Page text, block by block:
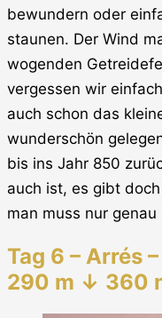
bewundern oder
staunen. Der Wind
wogenden
vergessen wir
auch schon das
wunderschön
bis ins Jahr 850
auch ist, es gibt
man muss nur genau
Tag 6 – Arrés
290 m ↓ 360